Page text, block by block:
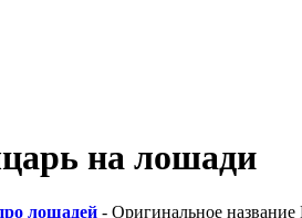
на лошади
лошадей - Оригинальное название